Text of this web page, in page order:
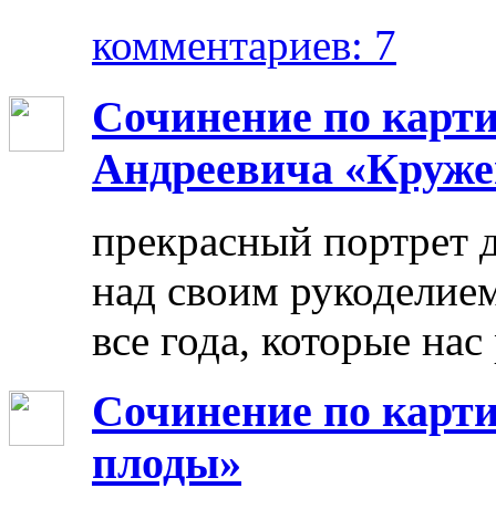
комментариев: 7
Сочинение по
Андреевича
прекрасный портрет
над своим
все года, которые
Сочинение по
плоды»